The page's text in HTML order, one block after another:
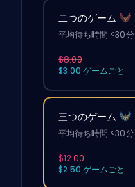
二つのゲーム
平均待ち時間 <30分
$8.00
$3.00 ゲームごと
三つのゲーム
平均待ち時間 <30分
$12.00
$2.50 ゲームごと